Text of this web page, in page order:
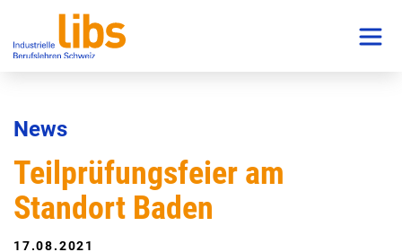
News
Teilprüfungsfeier am
Standort Baden
17.08.2021